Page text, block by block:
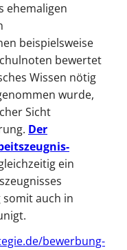
ehemaligen
beispielsweise
bewertet
Wissen nötig
wurde,
Sicht
Der
ein
auch in
bewerbung-